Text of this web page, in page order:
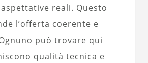
reali. Questo
l’offerta coerente e
può trovare qui
qualità tecnica e